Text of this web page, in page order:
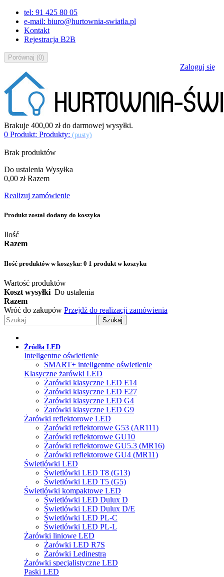
tel: 91 425 80 05
e-mail: biuro@hurtownia-swiatla.pl
Kontakt
Rejestracja B2B
Porównaj (0)
Zaloguj się
Brakuje 400,00 złdo darmowej wysyłki.
0 Produkt: Produkty: (pusty)
Brak produktów
Do ustalenia Wysyłka
0,00 zł Razem
Realizuj zamówienie
Produkt został dodany do koszyka
Ilość
Razem
Ilość produktów w koszyku: 0 1 produkt w koszyku
Wartość produktów
Koszt wysyłki Do ustalenia
Razem
Wróć do zakupów Przejdź do realizacji zamówienia
Szukaj
Źródła LED
Inteligentne oświetlenie
SMART+ inteligentne oświetlenie
Klasyczne żarówki LED
Żarówki klasyczne LED E14
Żarówki klasyczne LED E27
Żarówki klasyczne LED G4
Żarówki klasyczne LED G9
Żarówki reflektorowe LED
Żarówki reflektorowe G53 (AR111)
Żarówki reflektorowe GU10
Żarówki reflektorowe GU5.3 (MR16)
Żarówki reflektorowe GU4 (MR11)
Świetlówki LED
Świetlówki LED T8 (G13)
Świetlówki LED T5 (G5)
Świetlówki kompaktowe LED
Świetlówki LED Dulux D
Świetlówki LED Dulux D/E
Świetlówki LED PL-C
Świetlówki LED PL-L
Żarówki liniowe LED
Żarówki LED R7S
Żarówki Ledinestra
Żarówki specjalistyczne LED
Paski LED